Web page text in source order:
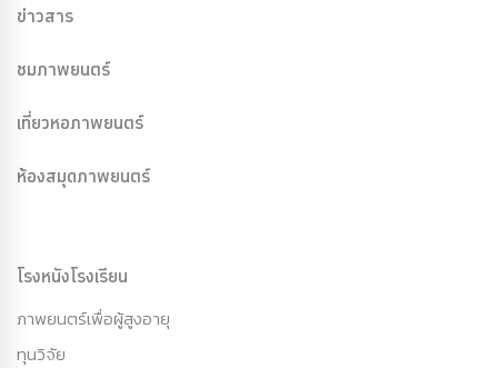
ข่าวสาร
ชมภาพยนตร์
เที่ยวหอภาพยนตร์
ห้องสมุดภาพยนตร์
โรงหนังโรงเรียน
ภาพยนตร์เพื่อผู้สูงอายุ
ทุนวิจัย